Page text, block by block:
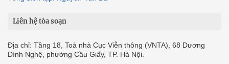
Liên hệ tòa soạn
Địa chỉ: Tầng 18, Toà nhà Cục Viễn thông (VNTA), 68 Dương
Đình Nghệ, phường Cầu Giấy, TP. Hà Nội.